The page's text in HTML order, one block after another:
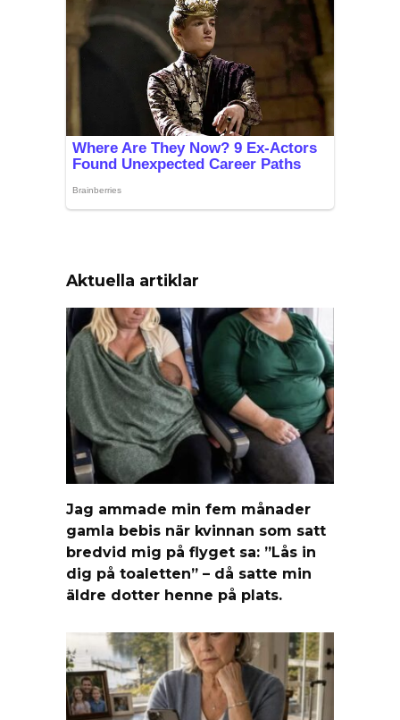
Aktuella artiklar
Jag ammade min fem månader
gamla bebis när kvinnan som satt
bredvid mig på flyget sa: ”Lås in
dig på toaletten” – då satte min
äldre dotter henne på plats.